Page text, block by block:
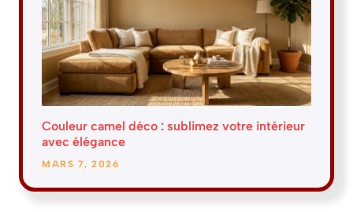
Couleur camel déco : sublimez votre intérieur
avec élégance
MARS 7, 2026